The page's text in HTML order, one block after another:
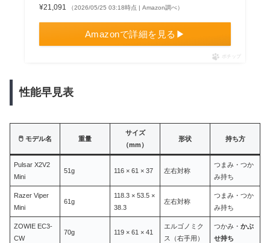
¥21,091
（2026/05/25 03:18時点 | Amazon調べ）
Amazonで詳細を見る▶
ポチップ
性能早見表
🖱️ モデル名 重量
サイズ
（mm）
形状 持ち方
Pulsar X2V2
Mini
51g 116 × 61 × 37 左右対称
つまみ・つか
み持ち
Razer Viper
Mini
61g
118.3 × 53.5 ×
38.3
左右対称
つまみ・つか
み持ち
ZOWIE EC3-
CW
70g 119 × 61 × 41
エルゴノミク
ス（右手用）
つかみ・ かぶ
せ持ち